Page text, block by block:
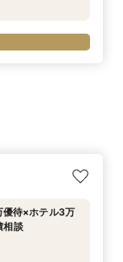
優待×ホテル3万
相談